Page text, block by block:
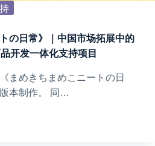
の日常》｜中国市场拓展中的
开发一体化支持项目
まめきちまめこニートの日
本制作。 同…